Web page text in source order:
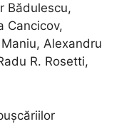
Bădulescu,
Cancicov,
Alexandru
R. Rosetti,